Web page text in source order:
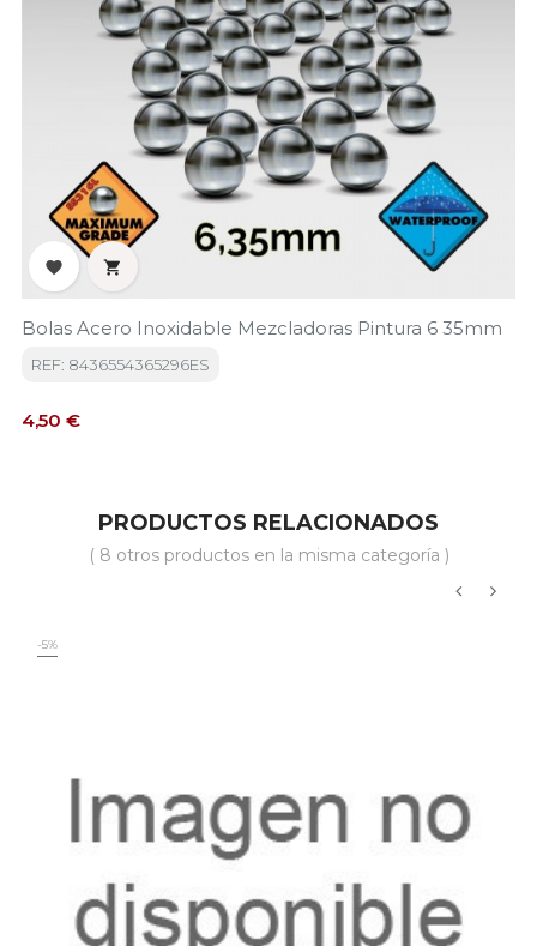
 
Bolas Acero Inoxidable Mezcladoras Pintura 6 35mm
REF: 8436554365296ES
Precio
4,50 €
PRODUCTOS RELACIONADOS
( 8 otros productos en la misma categoría )
-5%